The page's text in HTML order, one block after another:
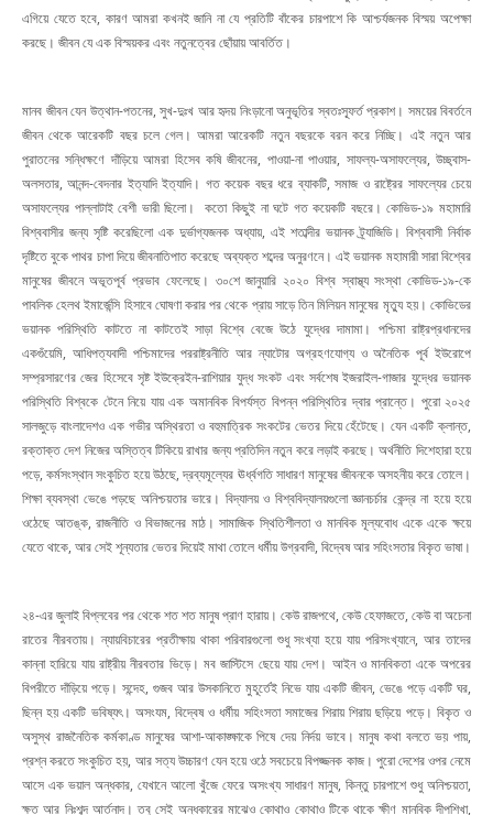
এগিয়ে যেতে হবে, কারণ আমরা কখনই জানি না যে প্রতিটি বাঁকের চারপাশে কি আশ্চর্যজনক বিস্ময় অপেক্ষা
করছে। জীবন যে এক বিস্ময়কর এবং নতুনত্বের ছোঁয়ায় আবর্তিত।
মানব জীবন যেন উত্থান-পতনের, সুখ-দুঃখ আর হৃদয় নিংড়ানো অনুভূতির স্বতঃস্ফূর্ত প্রকাশ। সময়ের বিবর্তনে
জীবন থেকে আরেকটি বছর চলে গেল। আমরা আরেকটি নতুন বছরকে বরন করে নিচ্ছি। এই নতুন আর
পুরাতনের সন্ধিক্ষণে দাঁড়িয়ে আমরা হিসেব কষি জীবনের, পাওয়া-না পাওয়ার, সাফল্য-অসাফল্যের, উচ্ছ্বাস-
অলসতার, আনন্দ-বেদনার ইত্যাদি ইত্যাদি। গত কয়েক বছর ধরে ব্যাকটি, সমাজ ও রাষ্ট্রের সাফল্যের চেয়ে
অসাফল্যের পাল্লাটাই বেশী ভারী ছিলো। কতো কিছুই না ঘটে গত কয়েকটি বছরে। কোভিড-১৯ মহামারি
বিশ্ববাসীর জন্য সৃষ্টি করেছিলো এক দুর্ভাগ্যজনক অধ্যায়, এই শতাব্দীর ভয়ানক ট্র্যাজিডি। বিশ্ববাসী নির্বাক
দৃষ্টিতে বুকে পাথর চাপা দিয়ে জীবনাতিপাত করেছে অব্যক্ত শব্দের অনুরণনে। এই ভয়ানক মহামারী সারা বিশ্বের
মানুষের জীবনে অভূতপূর্ব প্রভাব ফেলেছে। ৩০শে জানুয়ারি ২০২০ বিশ্ব স্বাস্থ্য সংস্থা কোভিড-১৯-কে
পাবলিক হেলথ ইমার্জেন্সি হিসাবে ঘোষণা করার পর থেকে প্রায় সাড়ে তিন মিলিয়ন মানুষের মৃত্যু হয়। কোভিডের
ভয়ানক পরিস্থিতি কাটতে না কাটতেই সাড়া বিশ্বে বেজে উঠে যুদ্ধের দামামা। পশ্চিমা রাষ্ট্রপ্রধানদের
একগুঁয়েমি, আধিপত্যবাদী পশ্চিমাদের পররাষ্ট্রনীতি আর ন্যাটোর অগ্রহণযোগ্য ও অনৈতিক পূর্ব ইউরোপে
সম্প্রসারণের জের হিসেবে সৃষ্ট ইউক্রেইন-রাশিয়ার যুদ্ধ সংকট এবং সর্বশেষ ইজরাইল-গাজার যুদ্ধের ভয়ানক
পরিস্থিতি বিশ্বকে টেনে নিয়ে যায় এক অমানবিক বিপর্যস্ত বিপন্ন পরিস্থিতির দ্বার প্রান্তে। পুরো ২০২৫
সালজুড়ে বাংলাদেশও এক গভীর অস্থিরতা ও বহুমাত্রিক সংকটের ভেতর দিয়ে হেঁটেছে। যেন একটি ক্লান্ত,
রক্তাক্ত দেশ নিজের অস্তিত্ব টিকিয়ে রাখার জন্য প্রতিদিন নতুন করে লড়াই করছে। অর্থনীতি দিশেহারা হয়ে
পড়ে, কর্মসংস্থান সংকুচিত হয়ে উঠছে, দ্রব্যমূল্যের ঊর্ধ্বগতি সাধারণ মানুষের জীবনকে অসহনীয় করে তোলে।
শিক্ষা ব্যবস্থা ভেঙে পড়ছে অনিশ্চয়তার ভারে। বিদ্যালয় ও বিশ্ববিদ্যালয়গুলো জ্ঞানচর্চার কেন্দ্র না হয়ে হয়ে
ওঠেছে আতঙ্ক, রাজনীতি ও বিভাজনের মাঠ। সামাজিক স্থিতিশীলতা ও মানবিক মূল্যবোধ একে একে ক্ষয়ে
যেতে থাকে, আর সেই শূন্যতার ভেতর দিয়েই মাথা তোলে ধর্মীয় উগ্রবাদী, বিদ্বেষ আর সহিংসতার বিকৃত ভাষা।
২৪-এর জুলাই বিপ্লবের পর থেকে শত শত মানুষ প্রাণ হারায়। কেউ রাজপথে, কেউ হেফাজতে, কেউ বা অচেনা
রাতের নীরবতায়। ন্যায়বিচারের প্রতীক্ষায় থাকা পরিবারগুলো শুধু সংখ্যা হয়ে যায় পরিসংখ্যানে, আর তাদের
কান্না হারিয়ে যায় রাষ্ট্রীয় নীরবতার ভিড়ে। মব জাস্টিসে ছেয়ে যায় দেশ। আইন ও মানবিকতা একে অপরের
বিপরীতে দাঁড়িয়ে পড়ে। সন্দেহ, গুজব আর উসকানিতে মুহূর্তেই নিভে যায় একটি জীবন, ভেঙে পড়ে একটি ঘর,
ছিন্ন হয় একটি ভবিষ্যৎ। অসংযম, বিদ্বেষ ও ধর্মীয় সহিংসতা সমাজের শিরায় শিরায় ছড়িয়ে পড়ে। বিকৃত ও
অসুস্থ রাজনৈতিক কর্মকাণ্ড মানুষের আশা-আকাঙ্ক্ষাকে পিষে দেয় নির্দয় ভাবে। মানুষ কথা বলতে ভয় পায়,
প্রশ্ন করতে সংকুচিত হয়, আর সত্য উচ্চারণ যেন হয়ে ওঠে সবচেয়ে বিপজ্জনক কাজ। পুরো দেশের ওপর নেমে
আসে এক ভয়াল অন্ধকার, যেখানে আলো খুঁজে ফেরে অসংখ্য সাধারণ মানুষ, কিন্তু চারপাশে শুধু অনিশ্চয়তা,
ক্ষত আর নিঃশব্দ আর্তনাদ। তবু সেই অন্ধকারের মাঝেও কোথাও কোথাও টিকে থাকে ক্ষীণ মানবিক দীপশিখা,